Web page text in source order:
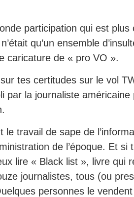
participation qui est plus
qu’un ensemble
caricature de « pro VO ».
tes certitudes sur le vol
par la journaliste
le travail de sape de
de l’époque. Et si
lire « Black list », livre qui
journalistes, tous (ou
personnes le